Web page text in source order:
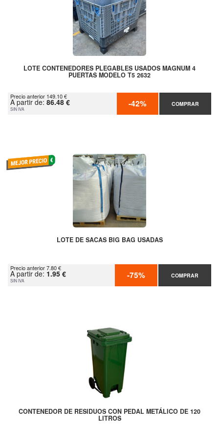
LOTE CONTENEDORES PLEGABLES USADOS MAGNUM 4
PUERTAS MODELO T5 2632
Precio anterior 149.10 €
A partir de: 86.48 €
SIN IVA -42% COMPRAR
LOTE DE SACAS BIG BAG USADAS
Precio anterior 7.80 €
A partir de: 1.95 €
SIN IVA -75% COMPRAR
CONTENEDOR DE RESIDUOS CON PEDAL METÁLICO DE 120
LITROS